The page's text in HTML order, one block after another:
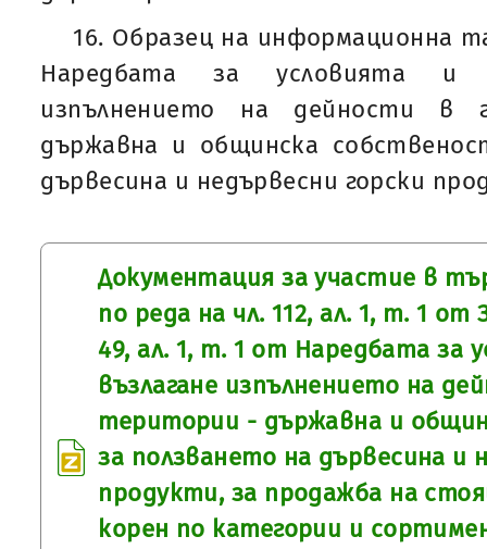
16. Образец на информационна
Наредбата за условията и
изпълнението на дейности в
държавна и общинска
дървесина и недървесни горски
Документация за участие в
по реда на чл. 112, ал. 1, т. 1 от
49, ал. 1, т. 1 от Наредбата за
възлагане изпълнението на
територии - държавна и
за ползването на дървесина и
продукти, за продажба на
корен по категории и